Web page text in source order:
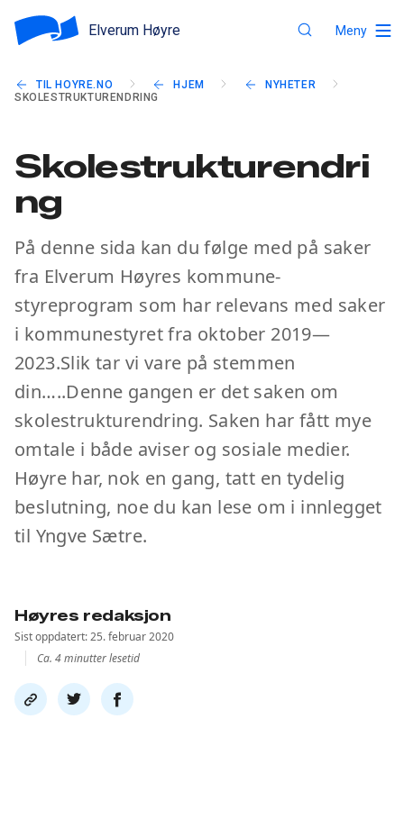
Elverum Høyre Meny
TIL HOYRE.NO HJEM
NYHETER
SKOLESTRUKTURENDRING
Skolestrukturendri
ng
På denne sida kan du følge med på saker
fra Elverum Høyres kommune-
styreprogram som har relevans med saker
i kommunestyret fra oktober 2019—
2023.Slik tar vi vare på stemmen
din…..Denne gangen er det saken om
skolestrukturendring. Saken har fått mye
omtale i både aviser og sosiale medier.
Høyre har, nok en gang, tatt en tydelig
beslutning, noe du kan lese om i innlegget
til Yngve Sætre.
Høyres redaksjon
Sist oppdatert: 25. februar 2020
Ca. 4 minutter lesetid
Del
link
Del
på
Del
på